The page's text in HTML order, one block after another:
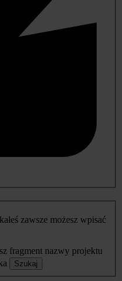
zawsze możesz wpisać
fragment nazwy projektu
Szukaj